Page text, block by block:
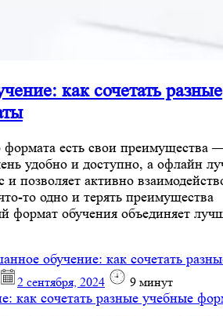
как сочетать разные
формата есть свои преимущества
удобно и доступно, а офлайн
и позволяет активно
то одно и терять преимущества
формат обучения объединяет
обучение: как сочетать
2 сентября, 2024 9 минут
как сочетать разные учебные